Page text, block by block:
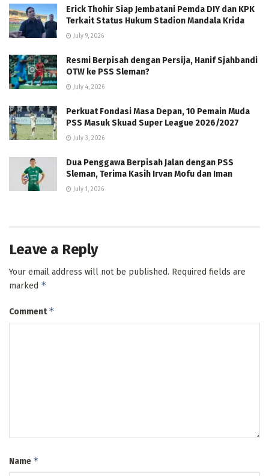
Erick Thohir Siap Jembatani Pemda DIY dan KPK
Terkait Status Hukum Stadion Mandala Krida
July 9, 2026
Resmi Berpisah dengan Persija, Hanif Sjahbandi
OTW ke PSS Sleman?
July 4, 2026
Perkuat Fondasi Masa Depan, 10 Pemain Muda
PSS Masuk Skuad Super League 2026/2027
July 3, 2026
Dua Penggawa Berpisah Jalan dengan PSS
Sleman, Terima Kasih Irvan Mofu dan Iman
July 1, 2026
Leave a Reply
Your email address will not be published. Required fields are
marked *
Comment*
Name *